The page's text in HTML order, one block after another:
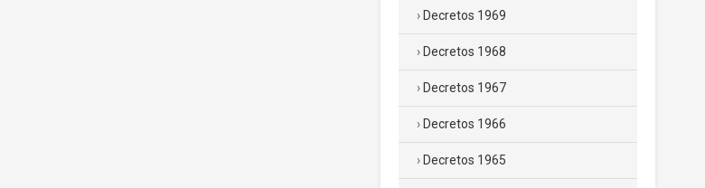
Decretos 1969
Decretos 1968
Decretos 1967
Decretos 1966
Decretos 1965